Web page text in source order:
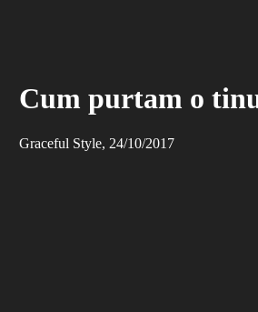
Cum purtam o
Graceful Style, 24/10/2017